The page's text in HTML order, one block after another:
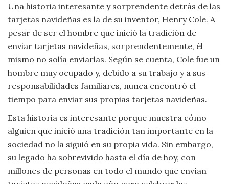
Una historia interesante y sorprendente detrás de las
tarjetas navideñas es la de su inventor, Henry Cole. A
pesar de ser el hombre que inició la tradición de
enviar tarjetas navideñas, sorprendentemente, él
mismo no solía enviarlas. Según se cuenta, Cole fue un
hombre muy ocupado y, debido a su trabajo y a sus
responsabilidades familiares, nunca encontró el
tiempo para enviar sus propias tarjetas navideñas.
Esta historia es interesante porque muestra cómo
alguien que inició una tradición tan importante en la
sociedad no la siguió en su propia vida. Sin embargo,
su legado ha sobrevivido hasta el día de hoy, con
millones de personas en todo el mundo que envían